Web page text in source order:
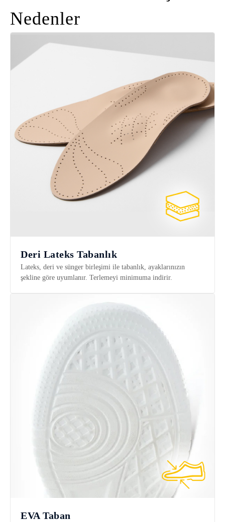
Nedenler
Deri Lateks Tabanlık
Lateks, deri ve sünger birleşimi ile tabanlık, ayaklarınızın
şekline göre uyumlanır. Terlemeyi minimuma indirir.
EVA Taban